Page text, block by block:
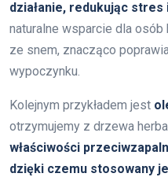
działanie, redukując stres
naturalne wsparcie dla
ze snem, znacząco
wypoczynku.
Kolejnym przykładem jest
otrzymujemy z drzewa
właściwości
dzięki czemu stosowany